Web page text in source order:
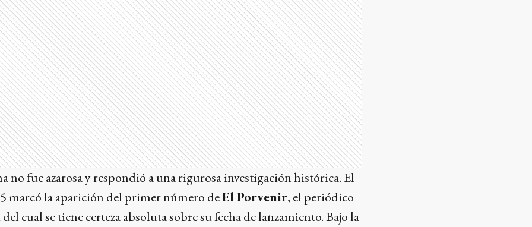
no fue azarosa y respondió a una rigurosa investigación histórica. El
marcó la aparición del primer número deEl Porvenir, el periódico
cual se tiene certeza absoluta sobre su fecha de lanzamiento. Bajo la